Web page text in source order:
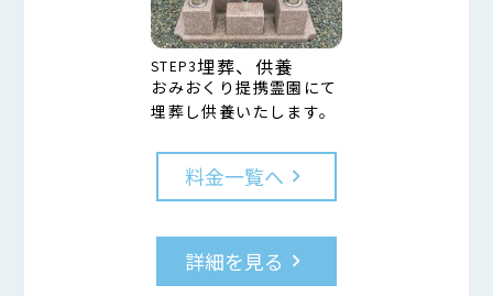
STEP3埋葬、供養
おみおくり提携霊園にて
埋葬し供養いたします。
料金一覧へ keyboard_arrow_right
詳細を見る keyboard_arrow_right